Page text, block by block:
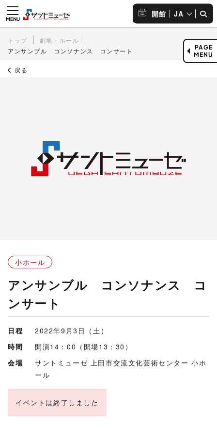
開館 JA
トップ
劇場・ホール
アンサンブル コンソナンス コンサート
戻る
小ホール
アンサンブル コンソナンス コ
ンサート
日程
2022年9月3日（土）
時間
開演14：00（開場13：30）
会場
サントミューゼ 上田市交流文化芸術センター 小ホ
ール
イベントは終了しました
PAGE
MENU